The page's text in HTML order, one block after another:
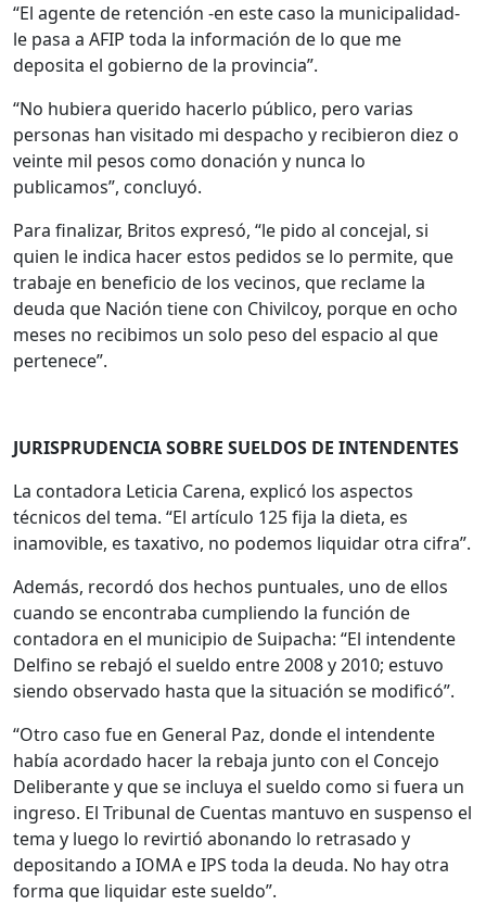
“El agente de retención -en este caso la municipalidad-
le pasa a AFIP toda la información de lo que me
deposita el gobierno de la provincia”.
“No hubiera querido hacerlo público, pero varias
personas han visitado mi despacho y recibieron diez o
veinte mil pesos como donación y nunca lo
publicamos”, concluyó.
Para finalizar, Britos expresó, “le pido al concejal, si
quien le indica hacer estos pedidos se lo permite, que
trabaje en beneficio de los vecinos, que reclame la
deuda que Nación tiene con Chivilcoy, porque en ocho
meses no recibimos un solo peso del espacio al que
pertenece”.
JURISPRUDENCIA SOBRE SUELDOS DE INTENDENTES
La contadora Leticia Carena, explicó los aspectos
técnicos del tema. “El artículo 125 fija la dieta, es
inamovible, es taxativo, no podemos liquidar otra cifra”.
Además, recordó dos hechos puntuales, uno de ellos
cuando se encontraba cumpliendo la función de
contadora en el municipio de Suipacha: “El intendente
Delfino se rebajó el sueldo entre 2008 y 2010; estuvo
siendo observado hasta que la situación se modificó”.
“Otro caso fue en General Paz, donde el intendente
había acordado hacer la rebaja junto con el Concejo
Deliberante y que se incluya el sueldo como si fuera un
ingreso. El Tribunal de Cuentas mantuvo en suspenso el
tema y luego lo revirtió abonando lo retrasado y
depositando a IOMA e IPS toda la deuda. No hay otra
forma que liquidar este sueldo”.